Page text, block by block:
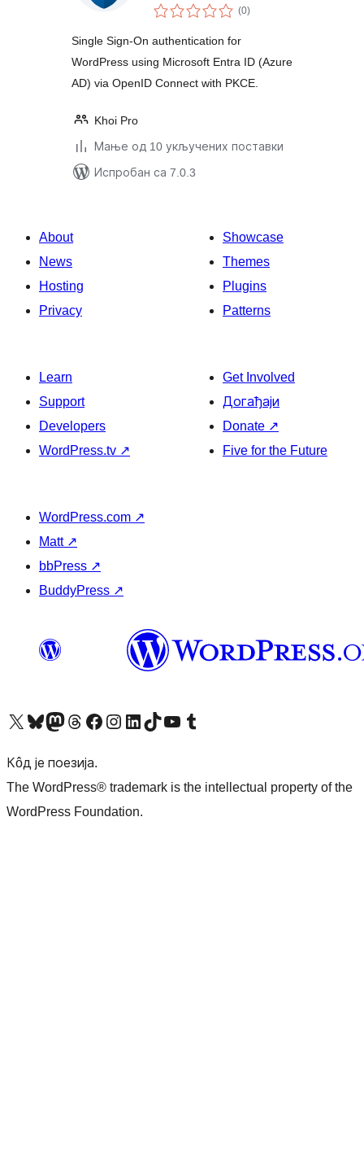
(0укупних
оцена
)
Single Sign-On authentication for
WordPress using Microsoft Entra ID (Azure
AD) via OpenID Connect with PKCE.
Khoi Pro
Мање од 10 укључених поставки
Испробан са 7.0.3
About
News
Hosting
Privacy
Showcase
Themes
Plugins
Patterns
Learn
Support
Developers
WordPress.tv ↗
Get Involved
Догађаји
Donate ↗
Five for the Future
WordPress.com ↗
Matt ↗
bbPress ↗
BuddyPress ↗
Visit our X (formerly Twitter) account
Посетите наш Bluesky налог
Visit our Mastodon account
Посетите наш налог на Threads-у Visit our Facebook pageПосетите наш Инстаграм налог
Visit our LinkedIn account
Посетите наш TikTok налог
Visit our YouTube channel
Посетите наш Tumblr налог
Кôд је поезија.
The WordPress® trademark is the intellectual property of the
WordPress Foundation.